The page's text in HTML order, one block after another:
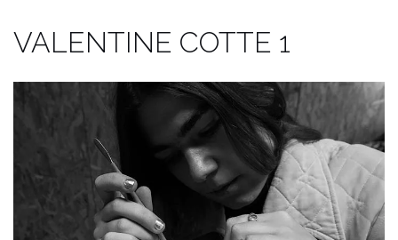
VALENTINE COTTE 1